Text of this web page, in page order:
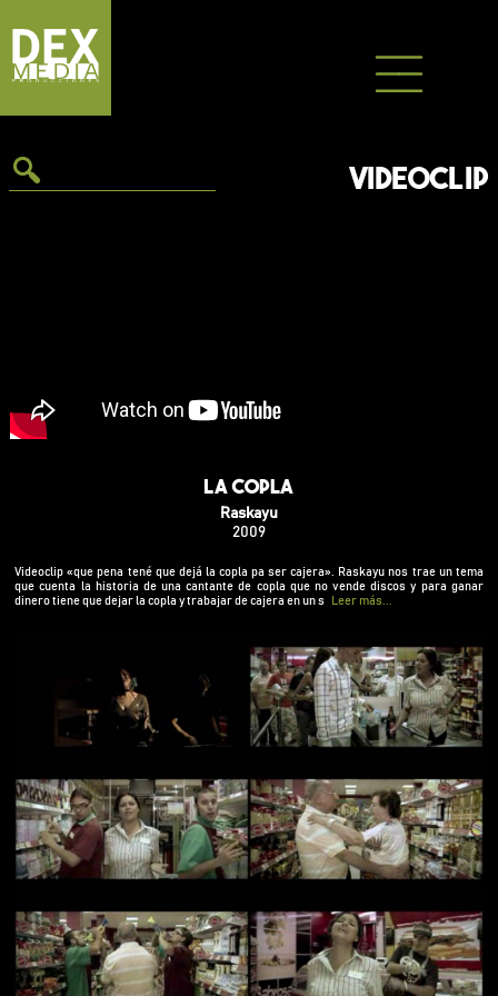
contenido
VIDEOCLIP
La copla
Raskayu
2009
Videoclip «que pena tené que dejá la copla pa ser cajera». Raskayu nos trae un tema
que cuenta la historia de una cantante de copla que no vende discos y para ganar
dinero tiene que dejar la copla y trabajar de cajera en un s
Leer más...
Videoclip «que pena tené que dejá la copla pa ser
cajera». Raskayu nos trae un tema que cuenta la
historia de una cantante de copla que no vende
discos y para ganar dinero tiene que dejar la copla
y trabajar de cajera en un supermercado.